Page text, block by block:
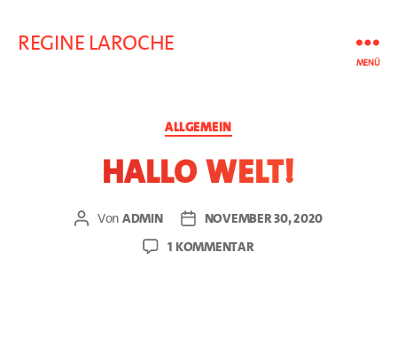
MENÜ
REGINE LAROCHE
Kategorien
ALLGEMEIN
Hallo Welt!
Beitragsautor
Von admin Beitragsdatum
November 30, 2020
1 Kommentarzu